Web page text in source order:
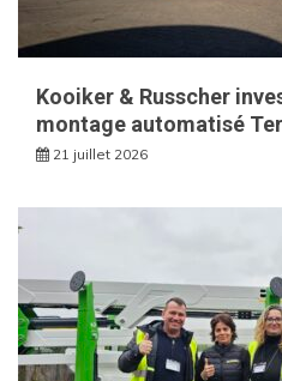
Kooiker & Russcher
montage automatisé
21 juillet 2026